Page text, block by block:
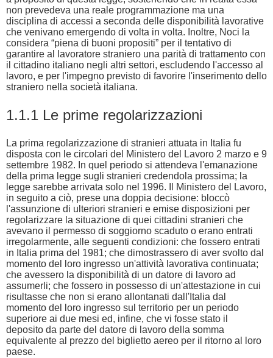
non prevedeva una reale programmazione ma una
disciplina di accessi a seconda delle disponibilità lavorative
che venivano emergendo di volta in volta. Inoltre, Noci la
considera “piena di buoni propositi” per il tentativo di
garantire al lavoratore straniero una parità di trattamento con
il cittadino italiano negli altri settori, escludendo l'accesso al
lavoro, e per l'impegno previsto di favorire l'inserimento dello
straniero nella società italiana.
1.1.1 Le prime regolarizzazioni
La prima regolarizzazione di stranieri attuata in Italia fu
disposta con le circolari del Ministero del Lavoro 2 marzo e 9
settembre 1982. In quel periodo si attendeva l'emanazione
della prima legge sugli stranieri credendola prossima; la
legge sarebbe arrivata solo nel 1996. Il Ministero del Lavoro,
in seguito a ciò, prese una doppia decisione: bloccò
l'assunzione di ulteriori stranieri e emise disposizioni per
regolarizzare la situazione di quei cittadini stranieri che
avevano il permesso di soggiorno scaduto o erano entrati
irregolarmente, alle seguenti condizioni: che fossero entrati
in Italia prima del 1981; che dimostrassero di aver svolto dal
momento del loro ingresso un'attività lavorativa continuata;
che avessero la disponibilità di un datore di lavoro ad
assumerli; che fossero in possesso di un'attestazione in cui
risultasse che non si erano allontanati dall'Italia dal
momento del loro ingresso sul territorio per un periodo
superiore ai due mesi ed, infine, che vi fosse stato il
deposito da parte del datore di lavoro della somma
equivalente al prezzo del biglietto aereo per il ritorno al loro
paese.